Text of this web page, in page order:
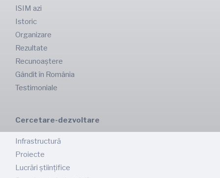
ISIM azi
Istoric
Organizare
Rezultate
Recunoaștere
Gândit în România
Testimoniale
Cercetare-dezvoltare
Infrastructură
Proiecte
Lucrări științifice